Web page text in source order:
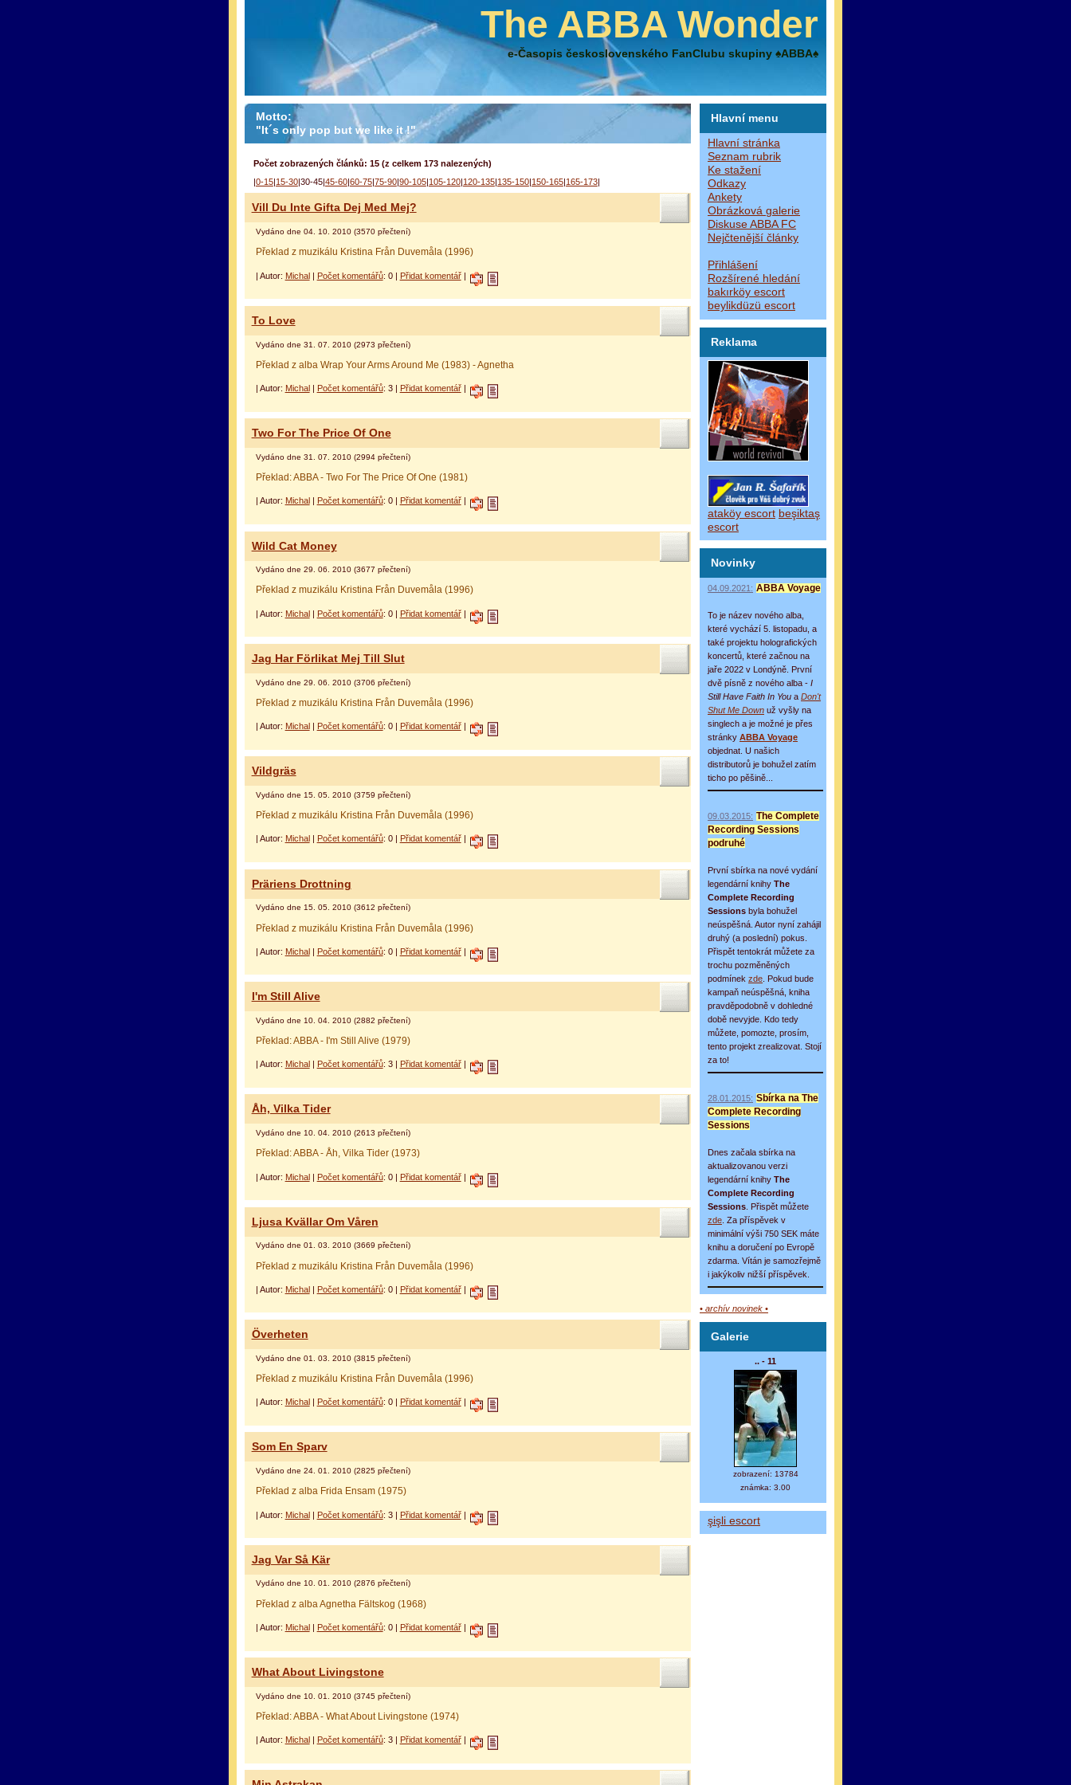
The ABBA Wonder
e-Časopis československého FanClubu skupiny ♠ABBA♠
Hlavní menu
Hlavní stránka
Seznam rubrik
Ke stažení
Odkazy
Ankety
Obrázková galerie
Diskuse ABBA FC
Nejčtenější články
Přihlášení
Rozšírené hledání
bakırköy escort
beylikdüzü escort
Reklama
ataköy escort beşiktaş
escort
Novinky
04.09.2021: ABBA Voyage
To je název nového alba,
které vychází 5. listopadu, a
také projektu holografických
koncertů, které začnou na
jaře 2022 v Londýně. První
dvě písně z nového alba - I
Still Have Faith In You a Don't
Shut Me Down už vyšly na
singlech a je možné je přes
stránky ABBA Voyage
objednat. U našich
distributorů je bohužel zatím
ticho po pěšině...
09.03.2015: The Complete
Recording Sessions
podruhé
První sbírka na nové vydání
legendární knihy The
Complete Recording
Sessions byla bohužel
neúspěšná. Autor nyní zahájil
druhý (a poslední) pokus.
Přispět tentokrát můžete za
trochu pozměněných
podmínek zde . Pokud bude
kampaň neúspěšná, kniha
pravděpodobně v dohledné
době nevyjde. Kdo tedy
můžete, pomozte, prosím,
tento projekt zrealizovat. Stojí
za to!
28.01.2015: Sbírka na The
Complete Recording
Sessions
Dnes začala sbírka na
aktualizovanou verzi
legendární knihy The
Complete Recording
Sessions . Přispět můžete
zde . Za příspěvek v
minimální výši 750 SEK máte
knihu a doručení po Evropě
zdarma. Vítán je samozřejmě
i jakýkoliv nižší příspěvek.
• archív novinek •
Galerie
.. - 11
zobrazení: 13784
známka: 3.00
şişli escort
Motto:
"It´s only pop but we like it !"
Počet zobrazených článků: 15 (z celkem 173 nalezených)
0-15| 15-30|30-45| 45-60| 60-75| 75-90| 90-105| 105-120| 120-135| 135-150| 150-165| 165-173|
Vill Du Inte Gifta Dej Med Mej?
Vydáno dne 04. 10. 2010 (3570 přečtení)
Překlad z muzikálu Kristina Från Duvemåla (1996)
| Autor: Michal| Počet komentářů: 0 | Přidat komentář|
To Love
Vydáno dne 31. 07. 2010 (2973 přečtení)
Překlad z alba Wrap Your Arms Around Me (1983) - Agnetha
| Autor: Michal| Počet komentářů: 3 | Přidat komentář|
Two For The Price Of One
Vydáno dne 31. 07. 2010 (2994 přečtení)
Překlad: ABBA - Two For The Price Of One (1981)
| Autor: Michal Počet komentářů: 0 | Přidat komentář|
Wild Cat Money
Vydáno dne 29. 06. 2010 (3677 přečtení)
Překlad z muzikálu Kristina Från Duvemåla (1996)
| Autor: Michal| Počet komentářů: 0 | Přidat komentář|
Jag Har Förlikat Mej Till Slut
Vydáno dne 29. 06. 2010 (3706 přečtení)
Překlad z muzikálu Kristina Från Duvemåla (1996)
| Autor: Michal| Počet komentářů: 0 | Přidat komentář|
Vildgräs
Vydáno dne 15. 05. 2010 (3759 přečtení)
Překlad z muzikálu Kristina Från Duvemåla (1996)
| Autor: Michal Počet komentářů: 0 | Přidat komentář|
Präriens Drottning
Vydáno dne 15. 05. 2010 (3612 přečtení)
Překlad z muzikálu Kristina Från Duvemåla (1996)
| Autor: Michal| Počet komentářů: 0 | Přidat komentář|
I'm Still Alive
Vydáno dne 10. 04. 2010 (2882 přečtení)
Překlad: ABBA - I'm Still Alive (1979)
| Autor: Michal| Počet komentářů: 3 | Přidat komentář|
Åh, Vilka Tider
Vydáno dne 10. 04. 2010 (2613 přečtení)
Překlad: ABBA - Åh, Vilka Tider (1973)
| Autor: Michal| Počet komentářů: 0 | Přidat komentář|
Ljusa Kvällar Om Våren
Vydáno dne 01. 03. 2010 (3669 přečtení)
Překlad z muzikálu Kristina Från Duvemåla (1996)
| Autor: Michal| Počet komentářů: 0 | Přidat komentář|
Överheten
Vydáno dne 01. 03. 2010 (3815 přečtení)
Překlad z muzikálu Kristina Från Duvemåla (1996)
| Autor: Michal Počet komentářů: 0 | Přidat komentář|
Som En Sparv
Vydáno dne 24. 01. 2010 (2825 přečtení)
Překlad z alba Frida Ensam (1975)
| Autor: Michal| Počet komentářů: 3 | Přidat komentář|
Jag Var Så Kär
Vydáno dne 10. 01. 2010 (2876 přečtení)
Překlad z alba Agnetha Fältskog (1968)
| Autor: Michal| Počet komentářů: 0 | Přidat komentář|
What About Livingstone
Vydáno dne 10. 01. 2010 (3745 přečtení)
Překlad: ABBA - What About Livingstone (1974)
| Autor: Michal Počet komentářů: 3 | Přidat komentář|